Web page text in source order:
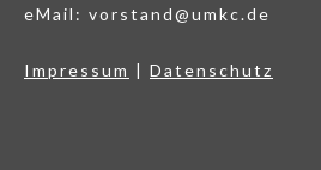
eMail: vorstand@umkc.de
Impressum | Datenschutz